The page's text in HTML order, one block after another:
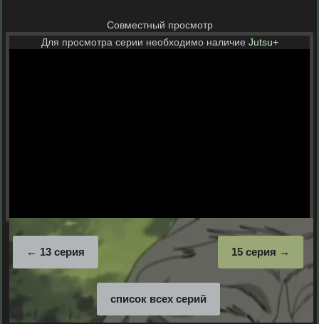
Совместный просмотр
Для просмотра серии необходимо наличие Jutsu+
15 серия
13 серия
список всех серий